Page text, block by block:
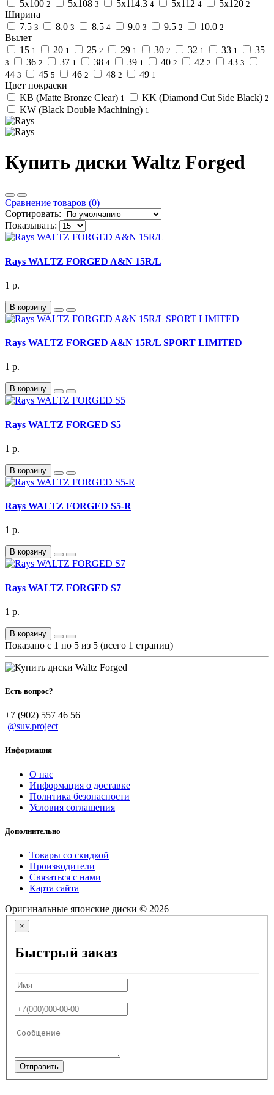
5x100 2 5x108 3 5x114.3 4 5x112 4 5x120 2
Ширина
7.5 3 8.0 3 8.5 4 9.0 3 9.5 2 10.0 2
Вылет
15 1 20 1 25 2 29 1 30 2 32 1 33 1 35
3 36 2 37 1 38 4 39 1 40 2 42 2 43 3
44 3 45 5 46 2 48 2 49 1
Цвет покраски
KB (Matte Bronze Clear) 1 KK (Diamond Cut Side Black) 2
KW (Black Double Machining) 1
Купить диски Waltz Forged
Сравнение товаров (0)
Сортировать:
Показывать:
Rays WALTZ FORGED A&N 15R/L
1 р.
В корзину
Rays WALTZ FORGED A&N 15R/L SPORT LIMITED
1 р.
В корзину
Rays WALTZ FORGED S5
1 р.
В корзину
Rays WALTZ FORGED S5-R
1 р.
В корзину
Rays WALTZ FORGED S7
1 р.
В корзину
Показано с 1 по 5 из 5 (всего 1 страниц)
Есть вопрос?
+7 (902) 557 46 56
@suv.project
Информация
О нас
Информация о доставке
Политика безопасности
Условия соглашения
Дополнительно
Товары со скидкой
Производители
Связаться с нами
Карта сайта
Оригинальные японские диски © 2026
×
Быстрый заказ
Отправить